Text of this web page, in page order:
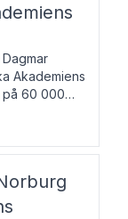
Akademiens
på 60 000